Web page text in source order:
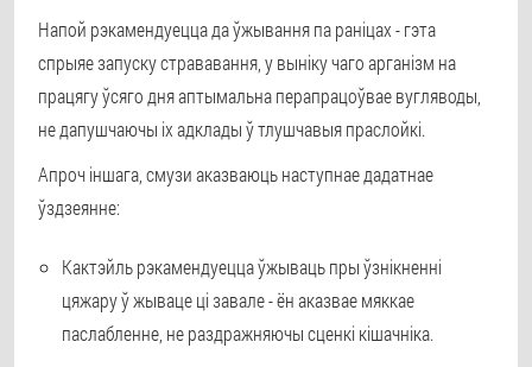
Напой рэкамендуецца да ўжывання па раніцах - гэта
спрыяе запуску стрававання, у выніку чаго арганізм на
працягу ўсяго дня аптымальна перапрацоўвае вугляводы,
не дапушчаючы іх адклады ў тлушчавыя праслойкі.
Апроч іншага, смузи аказваюць наступнае дадатнае
ўздзеянне:
Кактэйль рэкамендуецца ўжываць пры ўзнікненні
цяжару ў жываце ці завале - ён аказвае мяккае
паслабленне, не раздражняючы сценкі кішачніка.